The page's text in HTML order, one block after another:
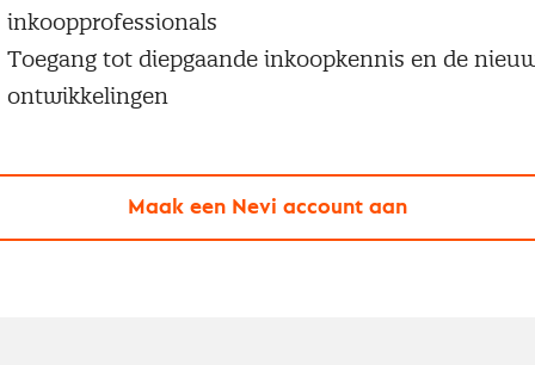
inkoopprofessionals
Toegang tot diepgaande inkoopkennis en de
ontwikkelingen
Maak een Nevi account aan